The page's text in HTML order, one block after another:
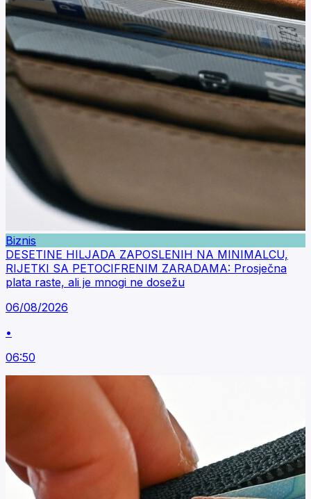
Biznis
DESETINE HILJADA ZAPOSLENIH NA MINIMALCU,
RIJETKI SA PETOCIFRENIM ZARADAMA: Prosječna
plata raste, ali je mnogi ne dosežu
06/08/2026
•
06:50